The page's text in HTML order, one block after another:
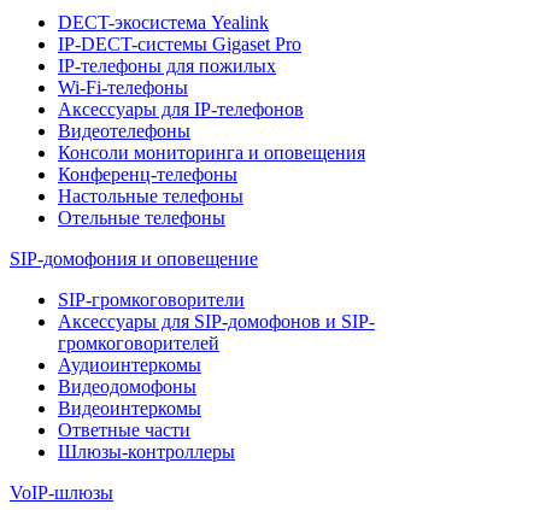
DECT-экосистема Yealink
IP-DECT-системы Gigaset Pro
IP-телефоны для пожилых
Wi-Fi-телефоны
Аксессуары для IP-телефонов
Видеотелефоны
Консоли мониторинга и оповещения
Конференц-телефоны
Настольные телефоны
Отельные телефоны
SIP-домофония и оповещение
SIP-громкоговорители
Аксессуары для SIP-домофонов и SIP-
громкоговорителей
Аудиоинтеркомы
Видеодомофоны
Видеоинтеркомы
Ответные части
Шлюзы-контроллеры
VoIP-шлюзы